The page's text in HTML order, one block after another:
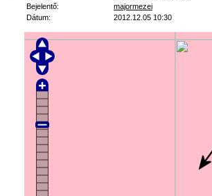
Bejelentő:
majormezei
Dátum:
2012.12.05 10:30